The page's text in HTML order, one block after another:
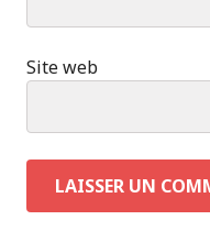
Site web